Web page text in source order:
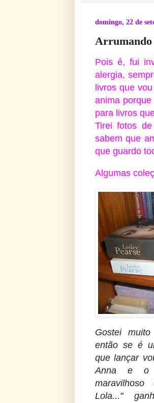
domingo, 22 de
Arrumando
Pois é, fui
alergia,
livros que
anima
para livros
Tirei fotos
sabem que
que guardo
Algumas
Gostei
então se é
que lançar
Anna e o
Lola..."